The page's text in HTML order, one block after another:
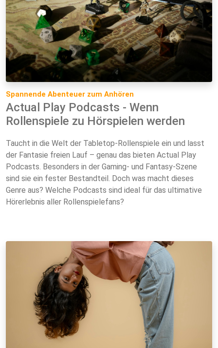
Spannende Abenteuer zum Anhören
Actual Play Podcasts - Wenn
Rollenspiele zu Hörspielen werden
Taucht in die Welt der Tabletop-Rollenspiele ein und lasst
der Fantasie freien Lauf – genau das bieten Actual Play
Podcasts. Besonders in der Gaming- und Fantasy-Szene
sind sie ein fester Bestandteil. Doch was macht dieses
Genre aus? Welche Podcasts sind ideal für das ultimative
Hörerlebnis aller Rollenspielefans?